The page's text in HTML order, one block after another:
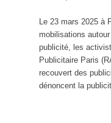
Le 23 mars 2025 à
mobilisations
publicité, les
Publicitaire Paris
recouvert des
dénoncent la